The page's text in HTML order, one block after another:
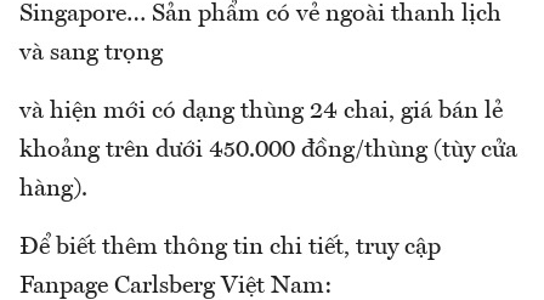
Singapore… Sản phẩm có vẻ ngoài thanh lịch
và sang trọng
và hiện mới có dạng thùng 24 chai, giá bán lẻ
khoảng trên dưới 450.000 đồng/thùng (tùy cửa
hàng).
Để biết thêm thông tin chi tiết, truy cập
Fanpage Carlsberg Việt Nam: